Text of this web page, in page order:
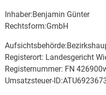
Inhaber:Benjamin Günter
Rechtsform:GmbH
Registerort: Landesgericht
Registernummer: FN
Umsatzsteuer-